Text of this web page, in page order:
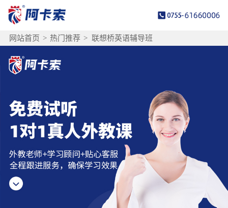
网站首页 > 热门推荐 > 联想桥英语辅导班